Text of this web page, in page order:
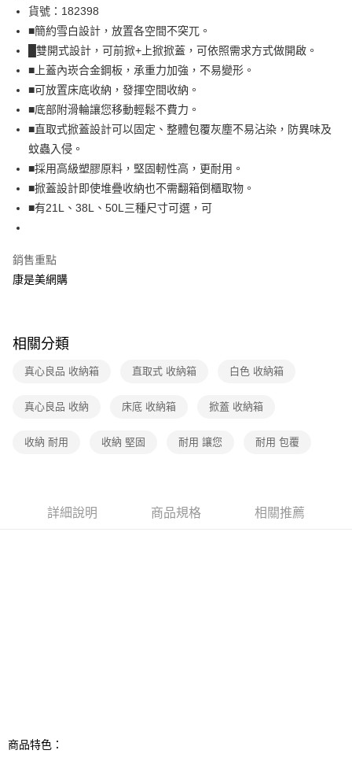
LINE Pay
Apple Pay
街口支付
悠遊付
Google Pay
運送方式
宅配-下單後3-5個工作天配送(不含預購品)，箱購品分箱出貨
每筆NT$100，滿NT$799(含以上)免運費
貨號：182398
■簡約雪白設計，放置各空間不突兀。
█雙開式設計，可前掀+上掀掀蓋，可依照需求方式做開啟。
■上蓋內崁合金鋼板，承重力加強，不易變形。
■可放置床底收納，發揮空間收納。
■底部附滑輪讓您移動輕鬆不費力。
■直取式掀蓋設計可以固定、整體包覆灰塵不易沾染，防異味及
蚊蟲入侵。
■採用高級塑膠原料，堅固軔性高，更耐用。
■掀蓋設計即使堆疊收納也不需翻箱倒櫃取物。
■有21L、38L、50L三種尺寸可選，可
銷售重點
康是美網購
相關分類
真心良品 收納箱 直取式 收納箱 白色 收納箱
真心良品 收納 床底 收納箱 掀蓋 收納箱
收納 耐用 收納 堅固 耐用 讓您 耐用 包覆
詳細說明 商品規格 相關推薦
商品特色：